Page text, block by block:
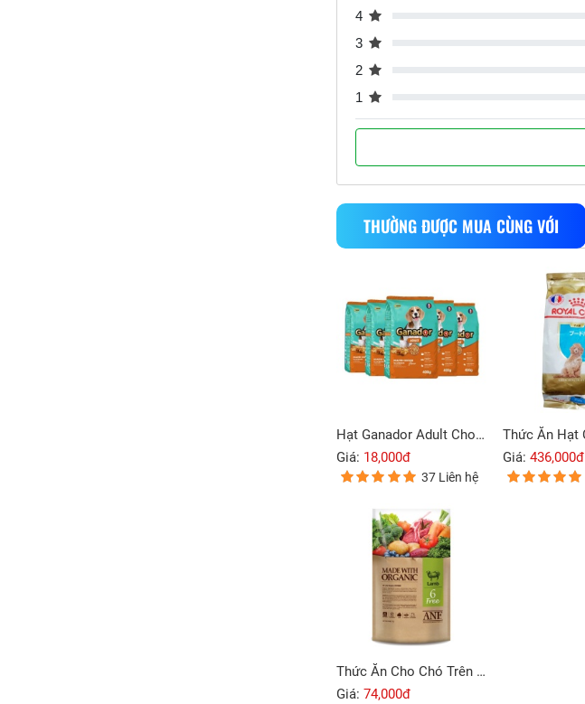
4
3
2
1
THƯỜNG ĐƯỢC MUA CÙNG VỚI
Hạt Ganador Adult Cho Chó Trưởng Thành Vị Gà Quay 400g
Giá: 18,000đ
37 Liên hệ
Giá: 436,000đ
Thức Ăn Cho Chó Trên 6 Tháng ANF 6Free Vị Cừu 400g
Giá: 74,000đ